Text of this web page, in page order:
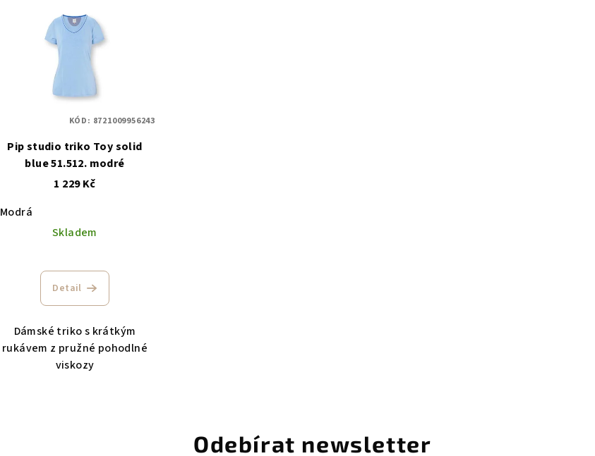
Pip studio triko Toy solid
blue 51.512. modré
1 229 Kč
Modrá
Skladem
Detail
Dámské triko s krátkým
rukávem z pružné pohodlné
viskozy
KÓD: 8721009956243
Odebírat newsletter